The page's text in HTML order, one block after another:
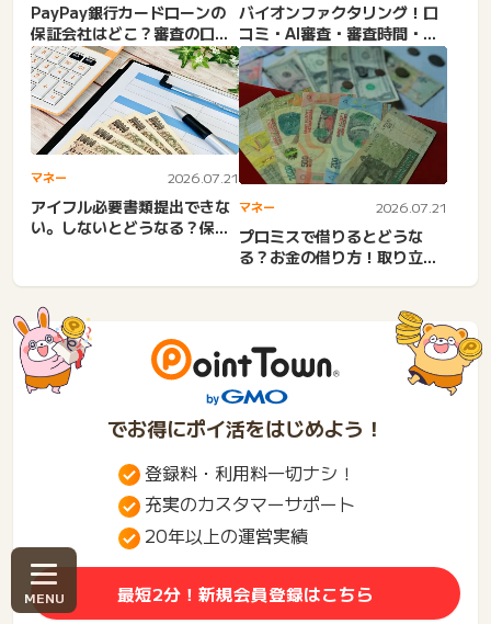
PayPay銀行カードローンの
保証会社はどこ？審査の口コ
ミ・落ちる理由・総量規...
バイオンファクタリング！口
コミ・AI審査・審査時間・メ
リット・注意点など
マネー 2026.07.21
アイフル必要書類提出できな
い。しないとどうなる？保険
マネー 2026.07.21
プロミスで借りるとどうな
る？お金の借り方！取り立て
でお得にポイ活をはじめよう！
登録料・利用料一切ナシ！
充実のカスタマーサポート
20年以上の運営実績
最短2分！新規会員登録はこちら